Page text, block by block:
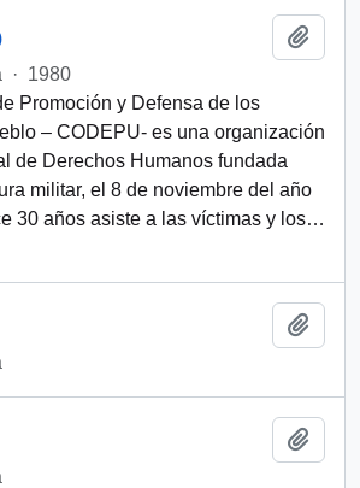
· 1980
Promoción y Defensa de los
– CODEPU- es una organización
de Derechos Humanos fundada
militar, el 8 de noviembre del año
30 años asiste a las víctimas y los…